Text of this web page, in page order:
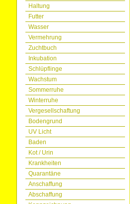
Haltung
Futter
Wasser
Vermehrung
Zuchtbuch
Inkubation
Schlüpflinge
Wachstum
Sommerruhe
Winterruhe
Vergesellschaftung
Bodengrund
UV Licht
Baden
Kot / Urin
Krankheiten
Quarantäne
Anschaffung
Abschaffung